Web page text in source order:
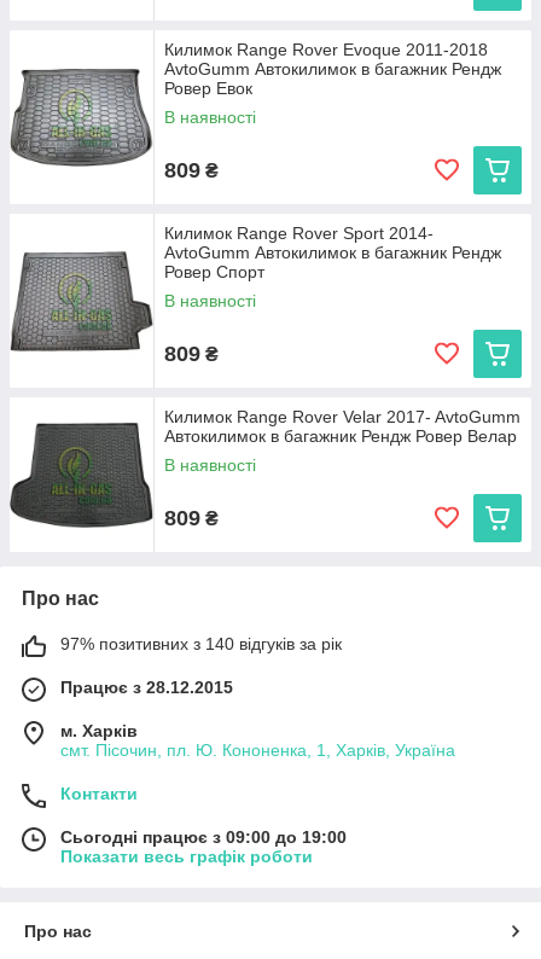
Килимок Range Rover Evoque 2011-2018
AvtoGumm Автокилимок в багажник Рендж
Ровер Евок
В наявності
809 ₴
Килимок Range Rover Sport 2014-
AvtoGumm Автокилимок в багажник Рендж
Ровер Спорт
В наявності
809 ₴
Килимок Range Rover Velar 2017- AvtoGumm
Автокилимок в багажник Рендж Ровер Велар
В наявності
809 ₴
Про нас
97% позитивних з 140 відгуків за рік
Працює з 28.12.2015
м. Харків
смт. Пісочин, пл. Ю. Кононенка, 1, Харків, Україна
Контакти
Сьогодні працює з 09:00 до 19:00
Показати весь графік роботи
Про нас